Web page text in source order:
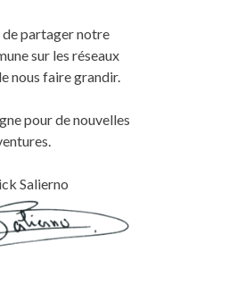
partager notre
sur les réseaux
nous faire grandir.
pour de nouvelles
Salierno